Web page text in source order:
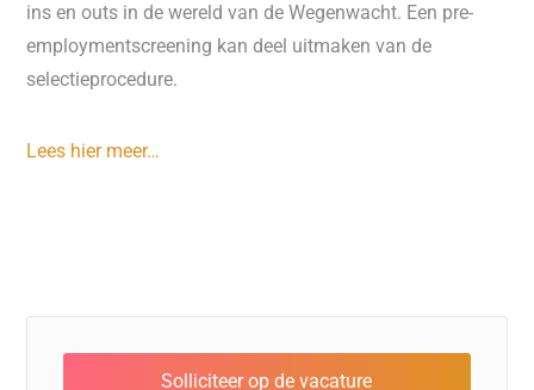
ins en outs in de wereld van de Wegenwacht. Een pre-
employmentscreening kan deel uitmaken van de
selectieprocedure.
Lees hier meer…